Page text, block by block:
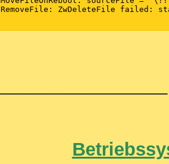
RemoveFile: ZwDeleteFile failed: